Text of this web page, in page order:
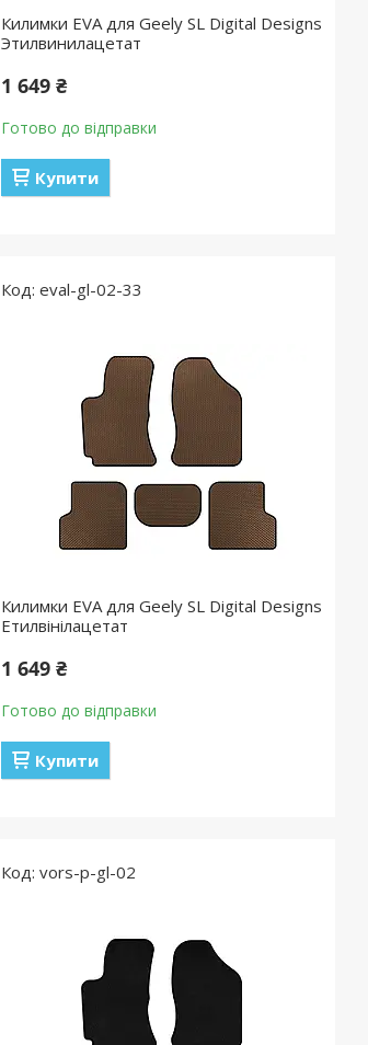
Килимки EVA для Geely SL Digital Designs
Этилвинилацетат
1 649 ₴
Готово до відправки
Купити
eval-gl-02-33
Килимки EVA для Geely SL Digital Designs
Етилвінілацетат
1 649 ₴
Готово до відправки
Купити
vors-p-gl-02